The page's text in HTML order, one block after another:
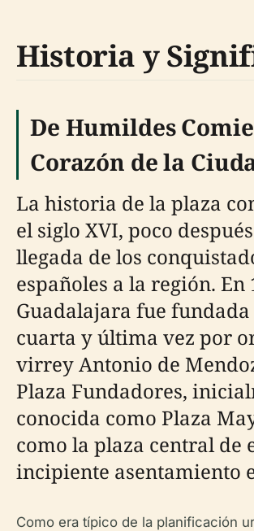
Historia y
De Humildes
Corazón de la
La historia de la plaza
el siglo XVI, poco
llegada de los
españoles a la región. En
Guadalajara fue
cuarta y última vez por
virrey Antonio de
Plaza Fundadores,
conocida como Plaza
como la plaza central de
incipiente asentamiento
Como era típico de la planificación